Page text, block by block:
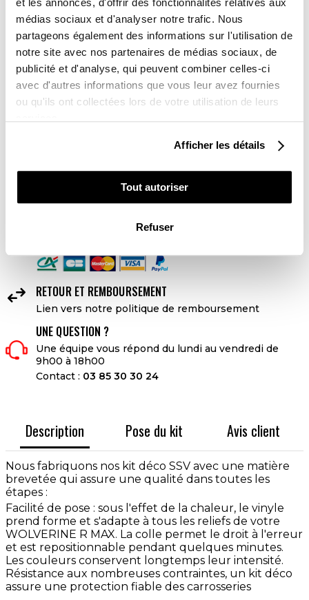
et les annonces, d'offrir des fonctionnalités relatives aux
médias sociaux et d'analyser notre trafic. Nous
partageons également des informations sur l'utilisation de
notre site avec nos partenaires de médias sociaux, de
publicité et d'analyse, qui peuvent combiner celles-ci
avec d'autres informations que vous leur avez fournies
ou qu'ils ont collectées lors de votre utilisation de leurs
Afficher les détails
Tout autoriser
Refuser
AJOUTER AU PANIER
DELAI DE LIVRAISON
Kit Déco sans personnalisation : 3 à 5 jours ouvrés

PAIEMENTS SÉCURISÉS
 RETOUR ET REMBOURSEMENT
Lien vers notre politique de remboursement
UNE QUESTION ?
Une équipe vous répond du lundi au vendredi de
9h00 à 18h00
Contact : 03 85 30 30 24
Description Pose du kit Avis client
Nous fabriquons nos kit déco SSV avec une matière
brevetée qui assure une qualité dans toutes les
étapes :
Facilité de pose : sous l'effet de la chaleur, le vinyle
prend forme et s'adapte à tous les reliefs de votre
WOLVERINE R MAX. La colle permet le droit à l'erreur
et est repositionnable pendant quelques minutes.
Les couleurs conservent longtemps leur intensité.
Résistance aux nombreuses contraintes, un kit déco
assure une protection fiable des carrosseries